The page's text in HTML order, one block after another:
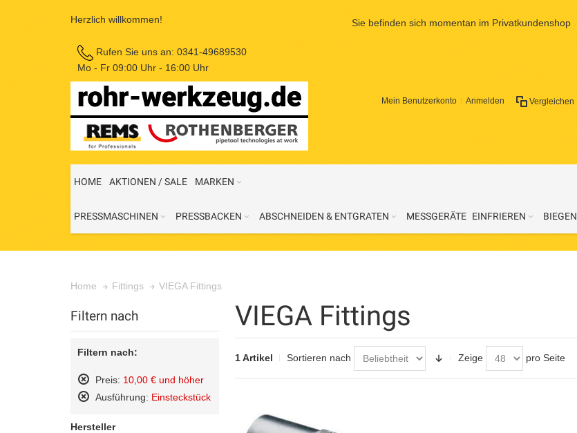
Herzlich willkommen! Sie befinden sich momentan im Privatkundenshop
Rufen Sie uns an: 0341-49689530
Mo - Fr 09:00 Uhr - 16:00 Uhr
Vergleichen
Mein Benutzerkonto Anmelden
HOME AKTIONEN / SALE MARKEN
PRESSMASCHINEN PRESSBACKEN ABSCHNEIDEN & ENTGRATEN MESSGERÄTE EINFRIEREN BIEGEN
Home Fittings VIEGA Fittings
VIEGA Fittings
1 Artikel Sortieren nach Zeige pro Seite
Filtern nach
Filtern nach:
Preis: 10,00 € und höher
Diesen
Artikel
Ausführung: Einsteckstück
Artikel
Hersteller